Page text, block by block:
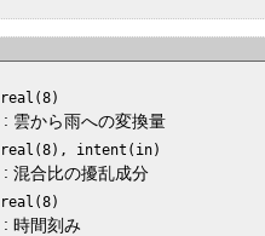
real(8)
: 雲から雨への変換量
real(8), intent(in)
: 混合比の擾乱成分
real(8)
: 時間刻み